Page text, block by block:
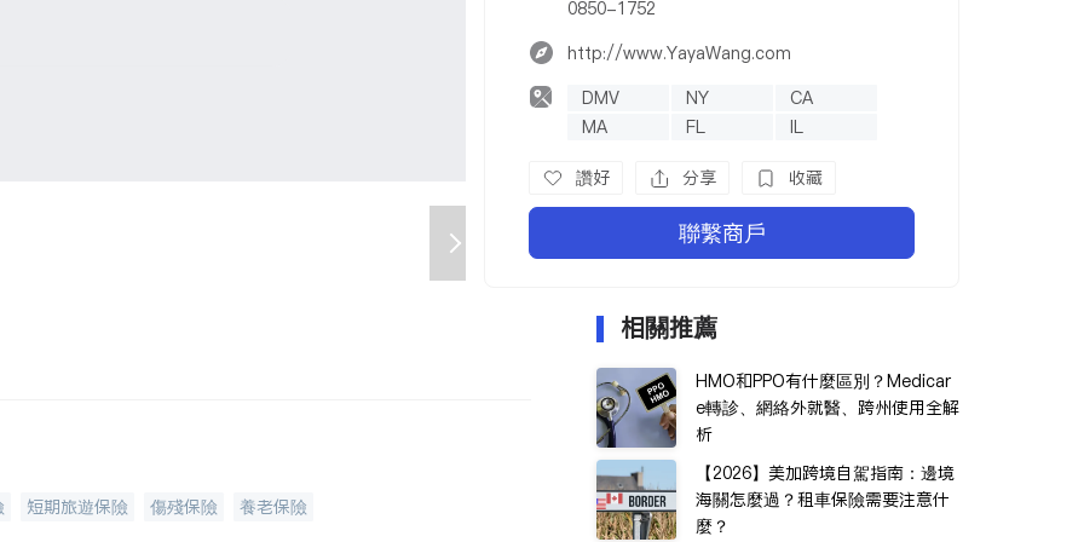
0850-1752
http://www.YayaWang.com
DMV
NY
CA
MA
FL
IL
讚好
分享 收藏
聯繫商戶
短期旅遊保險 傷殘保險 養老保險
相關推薦
HMO和PPO有什麼區別？Medicar
e轉診、網絡外就醫、跨州使用全解
析
【2026】美加跨境自駕指南：邊境
海關怎麼過？租車保險需要注意什
麼？